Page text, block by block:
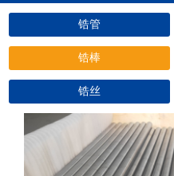
锆管
锆棒
锆丝